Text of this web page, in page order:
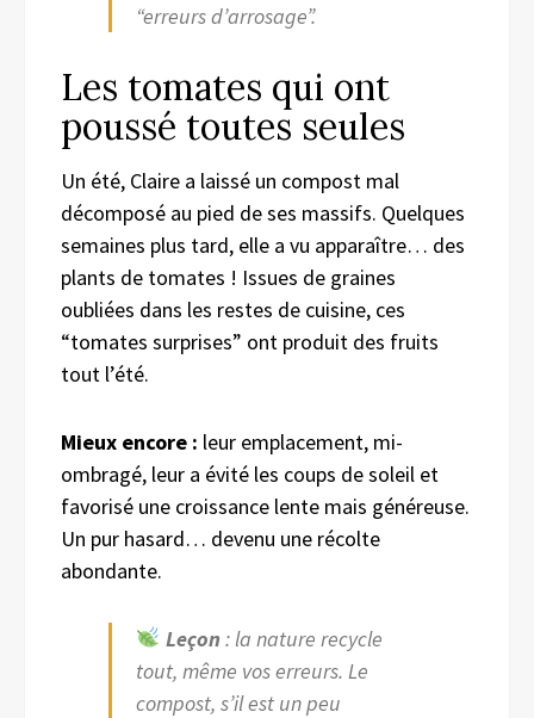
“erreurs d’arrosage”.
Les tomates qui ont
poussé toutes seules
Un été, Claire a laissé un compost mal
décomposé au pied de ses massifs. Quelques
semaines plus tard, elle a vu apparaître… des
plants de tomates ! Issues de graines
oubliées dans les restes de cuisine, ces
“tomates surprises” ont produit des fruits
tout l’été.
Mieux encore : leur emplacement, mi-
ombragé, leur a évité les coups de soleil et
favorisé une croissance lente mais généreuse.
Un pur hasard… devenu une récolte
abondante.
Leçon : la nature recycle
tout, même vos erreurs. Le
compost, s’il est un peu